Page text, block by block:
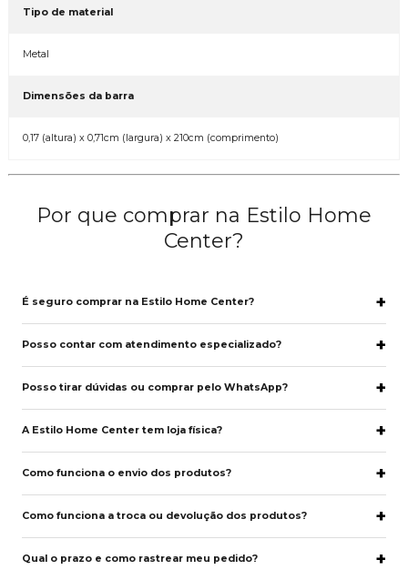
Tipo de material
Metal
Dimensões da barra
0,17 (altura) x 0,71cm (largura) x 210cm (comprimento)
Por que comprar na Estilo Home
Center?
É seguro comprar na Estilo Home Center?
Posso contar com atendimento especializado?
Posso tirar dúvidas ou comprar pelo WhatsApp?
A Estilo Home Center tem loja física?
Como funciona o envio dos produtos?
Como funciona a troca ou devolução dos produtos?
Qual o prazo e como rastrear meu pedido?